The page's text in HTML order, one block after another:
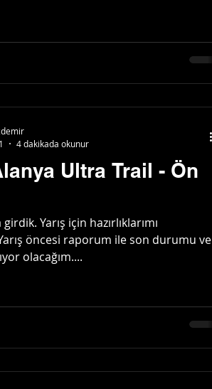
Ultra Trail - Ön
Yarış için hazırlıklarımı
öncesi raporum ile son durumu ve
olacağım....
4 dakikada okunur